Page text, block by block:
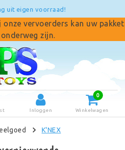
onze vervoerders kan uw pakket
zijn.
Inloggen
0
Winkelwagen
K'NEX